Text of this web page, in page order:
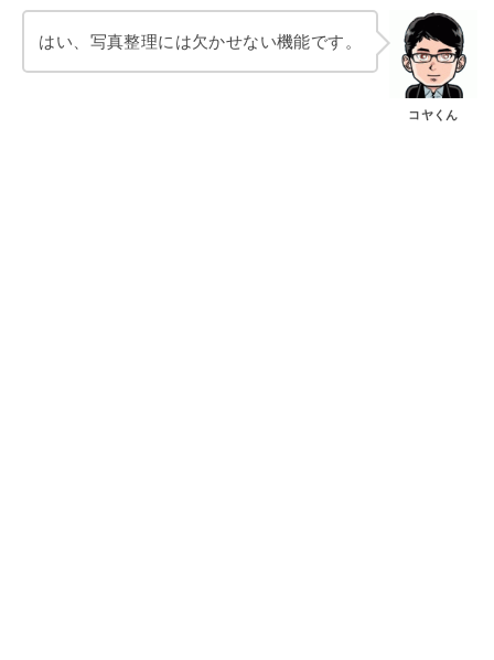
はい、写真整理には欠かせない機能です。
コヤくん